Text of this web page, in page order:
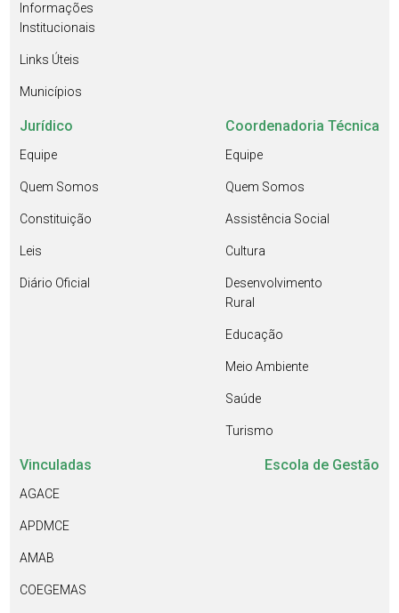
Informações
Institucionais
Links Úteis
Municípios
Jurídico
Equipe
Quem Somos
Constituição
Leis
Diário Oficial
Coordenadoria Técnica
Equipe
Quem Somos
Assistência Social
Cultura
Desenvolvimento
Rural
Educação
Meio Ambiente
Saúde
Turismo
Vinculadas
AGACE
APDMCE
AMAB
COEGEMAS
Escola de Gestão